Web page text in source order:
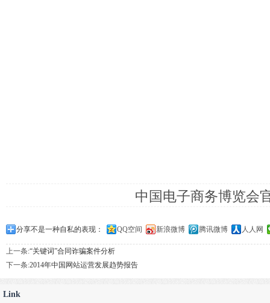
中国电子商务博览会
分享不是一种自私的表现： QQ空间 新浪微博 腾讯微博 人人网
上一条:“关键词”合同诈骗案件分析
下一条:2014年中国网站运营发展趋势报告
Link